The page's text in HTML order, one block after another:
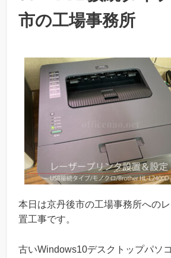
市の工場事務所
本日は京丹後市の工場事務所への
置工事です。
古いWindows10デスクトップパソ